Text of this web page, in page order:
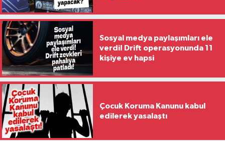
Sosyal medya paylaşımları ele
verdi! Drift operasyonunda 11
kişiye ev hapsi
Çocuk Koruma Kanunu kabul
edilerek yasalaştı